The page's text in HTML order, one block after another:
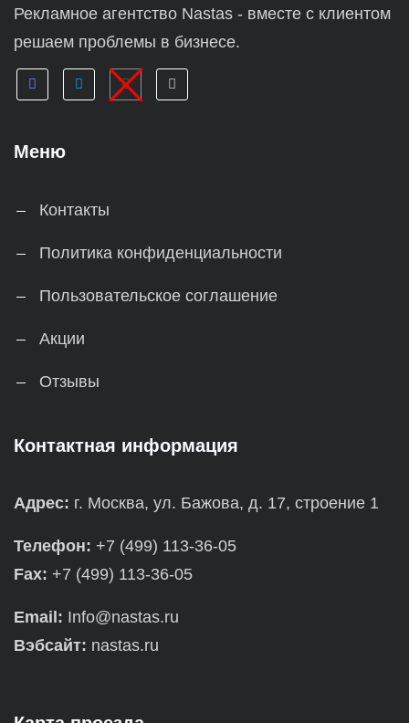
Рекламное агентство Nastas - вместе с клиентом
решаем проблемы в бизнесе.
Меню
Контакты
Политика конфиденциальности
Пользовательское соглашение
Акции
Отзывы
Контактная информация
Адрес: г. Москва, ул. Бажова, д. 17, строение 1
Телефон: +7 (499) 113-36-05
Fax: +7 (499) 113-36-05
Email: Info@nastas.ru
Вэбсайт: nastas.ru